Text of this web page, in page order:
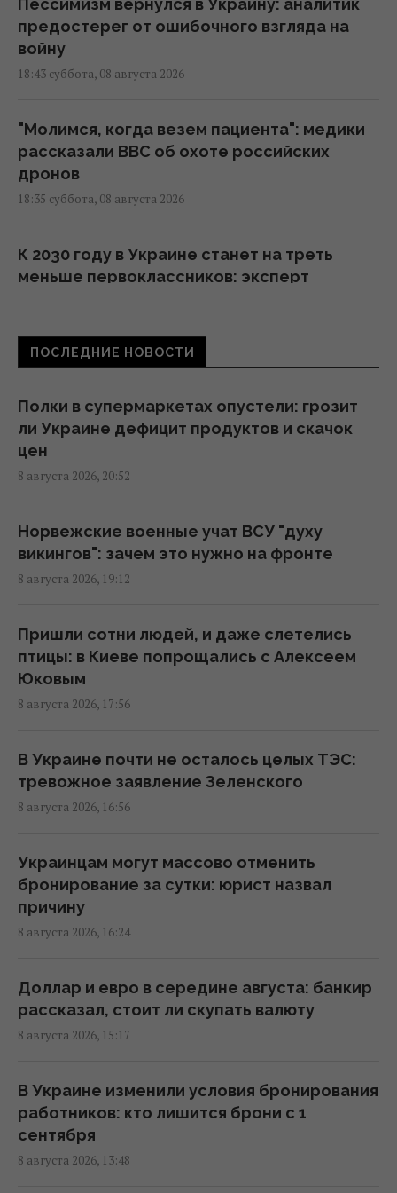
Пессимизм вернулся в Украину: аналитик
предостерег от ошибочного взгляда на
войну
18:43 суббота, 08 августа 2026
"Молимся, когда везем пациента": медики
рассказали BBC об охоте российских
дронов
18:35 суббота, 08 августа 2026
К 2030 году в Украине станет на треть
меньше первоклассников: эксперт
энергетике Киева до 24 августа, -
мониторы
16:43 суббота, 08 августа 2026
начать "свободную охоту" на
автотранспорт, – ОВА
16:09 суббота, 08 августа 2026
Украина должна уничтожать пусковые и
производство ракет: эксперт сказал, что
для этого нужно
16:03 суббота, 08 августа 2026
Зеленский: Украинская оборонка может
удвоить объемы производства, но есть
условие
Избрание судей МУС: что случилось с
кандидатом от Украины
15:04 суббота, 08 августа 2026
Россия уничтожает украинское сельское
хозяйство и саму природу Украины, –
Forbes
Вучич заявил, что не видит путей для
скорейшего завершения войны в Украине
14:32 суббота, 08 августа 2026
ПОСЛЕДНИЕ НОВОСТИ
Полки в супермаркетах опустели: грозит
ли Украине дефицит продуктов и скачок
цен
8 августа 2026, 20:52
Норвежские военные учат ВСУ "духу
викингов": зачем это нужно на фронте
8 августа 2026, 19:12
Пришли сотни людей, и даже слетелись
птицы: в Киеве попрощались с Алексеем
Юковым
8 августа 2026, 17:56
В Украине почти не осталось целых ТЭС:
тревожное заявление Зеленского
8 августа 2026, 16:56
Украинцам могут массово отменить
бронирование за сутки: юрист назвал
причину
8 августа 2026, 16:24
Доллар и евро в середине августа: банкир
рассказал, стоит ли скупать валюту
8 августа 2026, 15:17
В Украине изменили условия бронирования
работников: кто лишится брони с 1
сентября
8 августа 2026, 13:48